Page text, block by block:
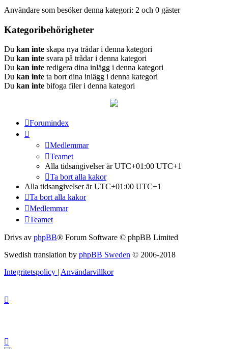
Användare som besöker denna kategori: 2 och 0 gäster
Kategoribehörigheter
Du kan inte skapa nya trådar i denna kategori
Du kan inte svara på trådar i denna kategori
Du kan inte redigera dina inlägg i denna kategori
Du kan inte ta bort dina inlägg i denna kategori
Du kan inte bifoga filer i denna kategori
Forumindex
Medlemmar
Teamet
Alla tidsangivelser är UTC+01:00 UTC+1
Ta bort alla kakor
Alla tidsangivelser är UTC+01:00 UTC+1
Ta bort alla kakor
Medlemmar
Teamet
Drivs av phpBB® Forum Software © phpBB Limited
Swedish translation by phpBB Sweden © 2006-2018
Integritetspolicy Användarvillkor